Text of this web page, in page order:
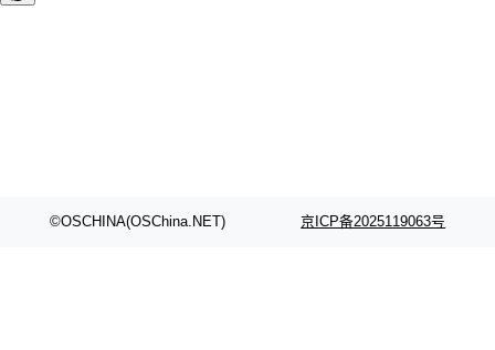
©OSCHINA(OSChina.NET) 京ICP备2025119063号